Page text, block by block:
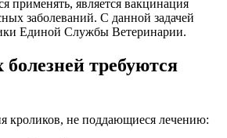
применять, является вакцинация
заболеваний. С данной задачей
Единой Службы Ветеринарии.
требуются
кроликов, не поддающиеся лечению: